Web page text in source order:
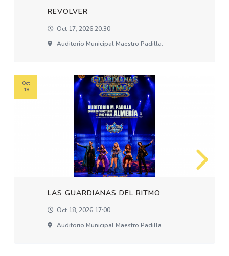
REVOLVER
Oct 17, 2026 20:30
Auditorio Municipal Maestro Padilla.
LAS GUARDIANAS DEL RITMO
Oct 18, 2026 17:00
Auditorio Municipal Maestro Padilla.
Oct
18